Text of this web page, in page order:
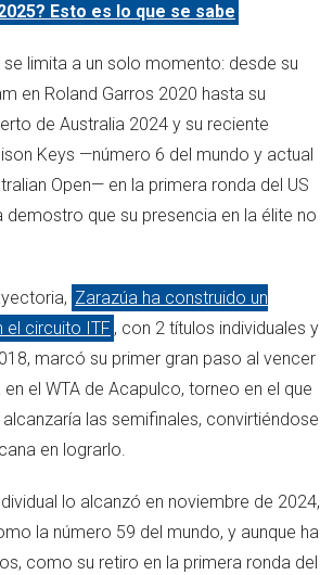
Esto es lo que se sabe
limita a un solo momento: desde su
en Roland Garros 2020 hasta su
de Australia 2024 y su reciente
Keys —número 6 del mundo y actual
Open— en la primera ronda del US
demostro que su presencia en la élite no
Zarazúa ha construido un
el circuito ITF , con 2 títulos individuales y
marcó su primer gran paso al vencer
el WTA de Acapulco, torneo en el que
las semifinales, convirtiéndose
en lograrlo.
lo alcanzó en noviembre de 2024,
la número 59 del mundo, y aunque ha
como su retiro en la primera ronda del